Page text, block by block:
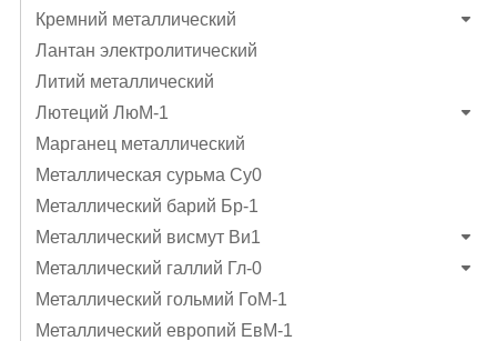
Кремний металлический
Лантан электролитический
Литий металлический
Лютеций ЛюМ-1
Марганец металлический
Металлическая сурьма Су0
Металлический барий Бр-1
Металлический висмут Ви1
Металлический галлий Гл-0
Металлический гольмий ГоМ-1
Металлический европий ЕвМ-1